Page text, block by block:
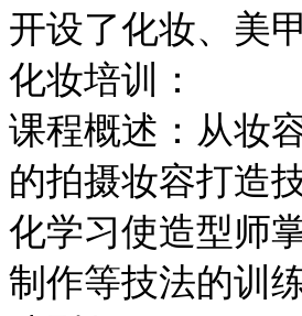
开设了化妆、美
化妆培训：
课程概述：从妆
的拍摄妆容打造
化学习使造型师
制作等技法的训